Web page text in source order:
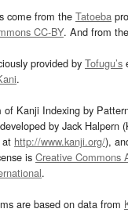
come from the Tatoeba
CC-BY. And from the
provided by Tofugu’s
.
Kanji Indexing by
by Jack Halpern
at http://www.kanji.org/),
is Creative Commons
.
are based on data from